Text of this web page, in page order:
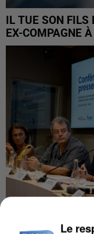
IL TUE SON
EX-COMPAGNE
Le